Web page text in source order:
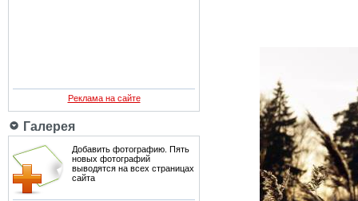
Реклама на сайте
Галерея
Добавить фотографию. Пять
новых фотографий
выводятся на всех страницах
сайта